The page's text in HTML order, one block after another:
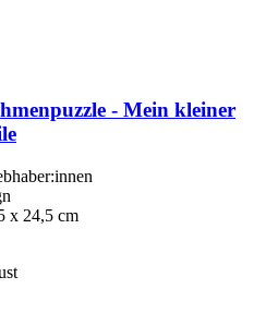
-​ Mein kleiner
x 24,5 cm